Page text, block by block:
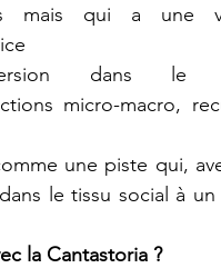
mais qui a une
dans le
micro-macro,
une piste qui,
le tissu social à un
la Cantastoria ?